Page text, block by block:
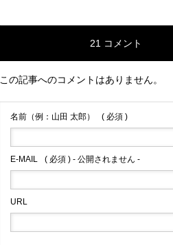
21 コメント
この記事へのコメントはありません。
名前（例：山田 太郎） ( 必須 )
E-MAIL ( 必須 ) - 公開されません -
URL